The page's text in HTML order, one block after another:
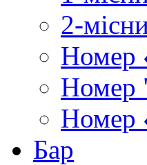
2-
Номер
Номер
Номер
Бар